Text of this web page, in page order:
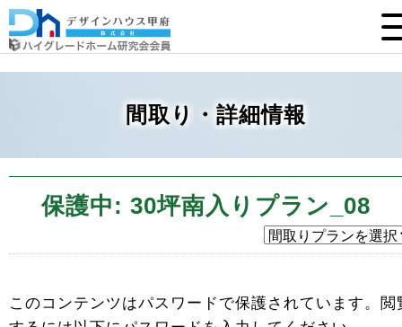
間取り・詳細情報
保護中: 30坪南入りプラン_08
このコンテンツはパスワードで保護されています。閲